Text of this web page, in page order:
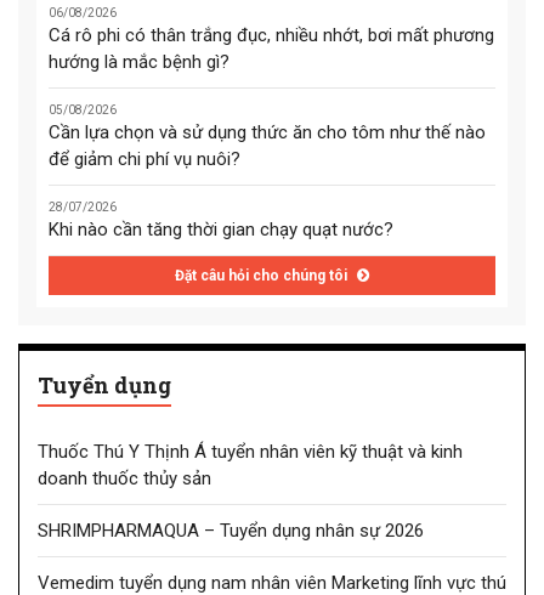
06/08/2026
Cá rô phi có thân trắng đục, nhiều nhớt, bơi mất phương
hướng là mắc bệnh gì?
05/08/2026
Cần lựa chọn và sử dụng thức ăn cho tôm như thế nào
để giảm chi phí vụ nuôi?
28/07/2026
Khi nào cần tăng thời gian chạy quạt nước?
Đặt câu hỏi cho chúng tôi
Tuyển dụng
Thuốc Thú Y Thịnh Á tuyển nhân viên kỹ thuật và kinh
doanh thuốc thủy sản
SHRIMPHARMAQUA – Tuyển dụng nhân sự 2026
Vemedim tuyển dụng nam nhân viên Marketing lĩnh vực thú